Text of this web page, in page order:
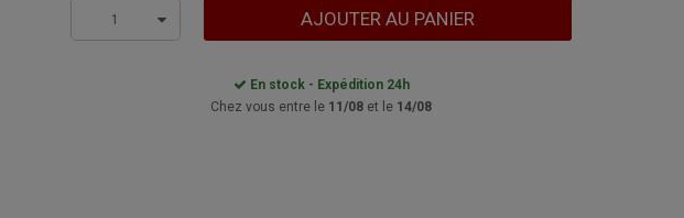
1 AJOUTER AU PANIER
En stock - Expédition 24h
Chez vous entre le 11/08 et le 14/08